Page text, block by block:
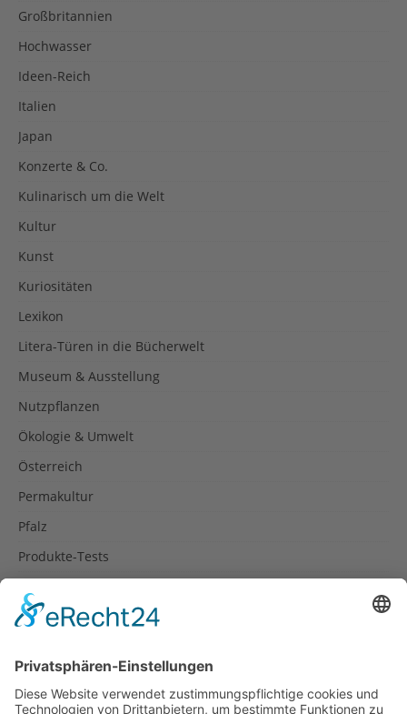
Großbritannien
Hochwasser
Ideen-Reich
Italien
Japan
Konzerte & Co.
Kulinarisch um die Welt
Kultur
Kunst
Kuriositäten
Lexikon
Litera-Türen in die Bücherwelt
Museum & Ausstellung
Nutzpflanzen
Ökologie & Umwelt
Österreich
Permakultur
Pfalz
Produkte-Tests
Rezepte
Spanien
Südtirol